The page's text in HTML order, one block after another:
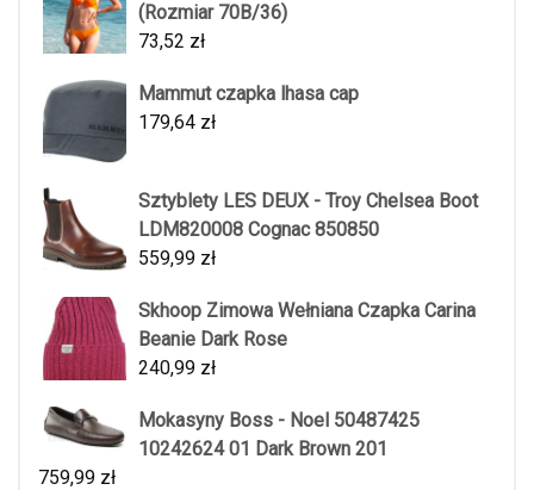
(Rozmiar 70B/36)
73,52 zł
Mammut czapka lhasa cap
179,64 zł
Sztyblety LES DEUX - Troy Chelsea Boot
LDM820008 Cognac 850850
559,99 zł
Skhoop Zimowa Wełniana Czapka Carina
Beanie Dark Rose
240,99 zł
Mokasyny Boss - Noel 50487425
10242624 01 Dark Brown 201
759,99 zł